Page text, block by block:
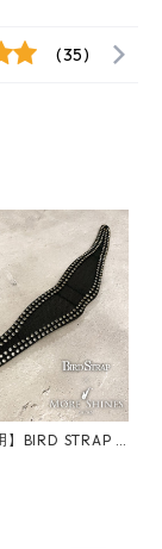
(35)
】BIRD STRAP ×
コラボモデル #
ン・ネックパッ